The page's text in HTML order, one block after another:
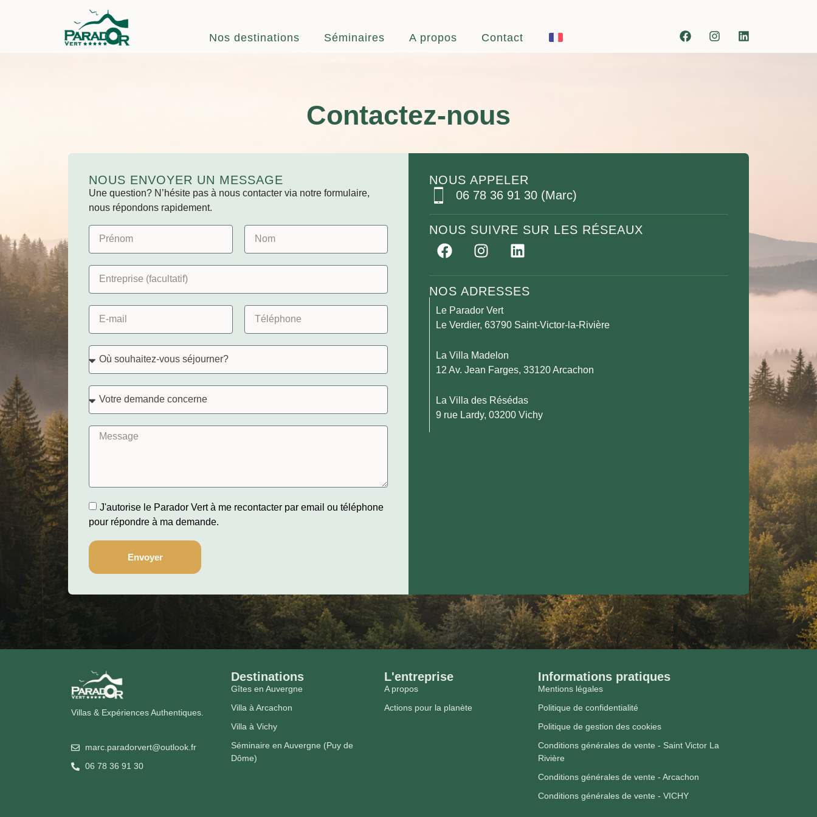
Nos destinations Séminaires A propos Contact
Contactez-nous
NOUS ENVOYER UN MESSAGE
Une question? N’hésite pas à nous contacter via notre formulaire,
nous répondons rapidement.
J'autorise le Parador Vert à me recontacter par email ou téléphone
pour répondre à ma demande.
Envoyer
NOUS APPELER
06 78 36 91 30 (Marc)
NOUS SUIVRE SUR LES RÉSEAUX
NOS ADRESSES
Le Parador Vert
Le Verdier, 63790 Saint-Victor-la-Rivière
La Villa Madelon
12 Av. Jean Farges, 33120 Arcachon
La Villa des Résédas
9 rue Lardy, 03200 Vichy
Villas & Expériences Authentiques.
marc.paradorvert@outlook.fr
06 78 36 91 30
Destinations
Gîtes en Auvergne
Villa à Arcachon
Villa à Vichy
Séminaire en Auvergne (Puy de
Dôme)
L'entreprise
A propos
Actions pour la planète
Informations pratiques
Mentions légales
Politique de confidentialité
Politique de gestion des cookies
Conditions générales de vente - Saint Victor La
Rivière
Conditions générales de vente - Arcachon
Conditions générales de vente - VICHY